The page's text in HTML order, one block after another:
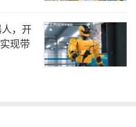
业级高强度作业
臂负载能力，轻松应对
装配、30kg 料箱码垛
，开
现带